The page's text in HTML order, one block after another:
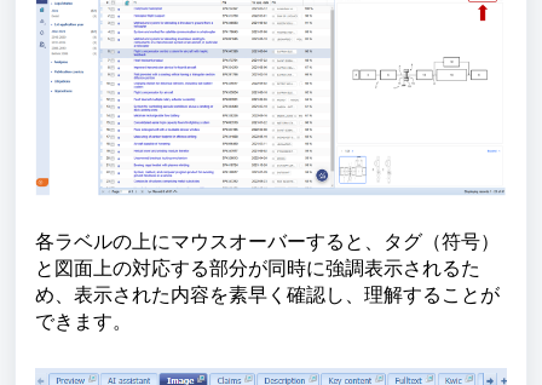
各ラベルの上にマウスオーバーすると、タグ（符号）
と図面 上の対応する部分が同時に強調表示されるた
め、表示された内容を素早く確認し、理解することが
できます。